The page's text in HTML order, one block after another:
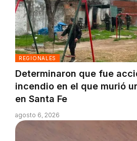
REGIONALES
Determinaron que fue
incendio en el que murió
en Santa Fe
agosto 6, 2026